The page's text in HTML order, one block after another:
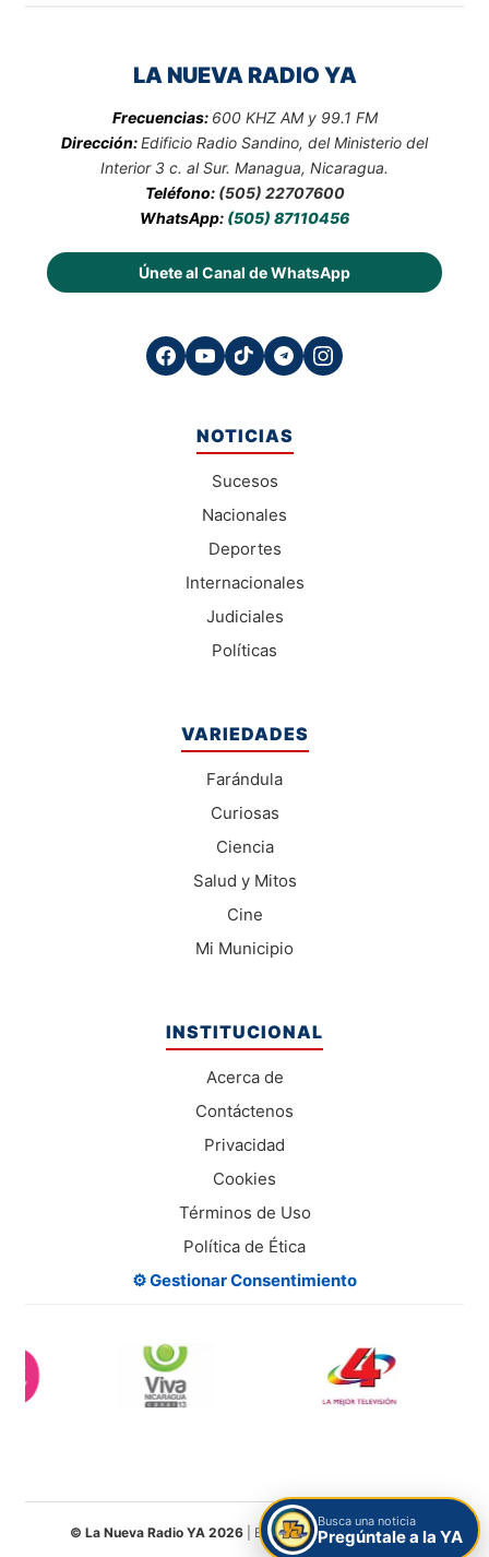
Busca una noticia
Pregúntale a la YA
LA NUEVA RADIO YA
Frecuencias: 600 KHZ AM y 99.1 FM
Dirección:Edificio Radio Sandino, del Ministerio del
Interior 3 c. al Sur. Managua, Nicaragua.
Teléfono: (505) 22707600
WhatsApp: (505) 87110456
Únete al Canal de WhatsApp
NOTICIAS
Sucesos
Nacionales
Deportes
Internacionales
Judiciales
Políticas
VARIEDADES
Farándula
Curiosas
Ciencia
Salud y Mitos
Cine
Mi Municipio
INSTITUCIONAL
Acerca de
Contáctenos
Privacidad
Cookies
Términos de Uso
Política de Ética
⚙️ Gestionar Consentimiento
© La Nueva Radio YA 2026 | Entretenimiento Digital S.A.